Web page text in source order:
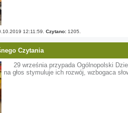
12:11:59. Czytano: 1205.
Czytania
29 września przypada Ogólnopolski
na głos stymuluje ich rozwój, wzbogaca